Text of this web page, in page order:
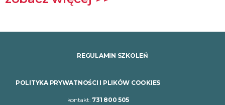
REGULAMIN SZKOLEŃ
POLITYKA PRYWATNOŚCI I PLIKÓW COOKIES
kontakt: 731 800 505